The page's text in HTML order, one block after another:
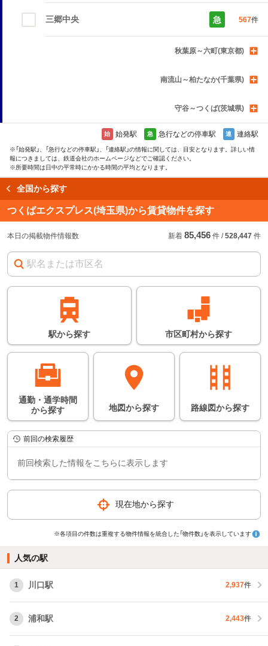
三郷中央 急 567件
秋葉原～六町(東京都)
南流山～柏たなか(千葉県)
守谷～つくば(茨城県)
始 始発駅 急 急行などの停車駅 連 連絡駅
※ 「始発駅」、「急行などの停車駅」、「連絡駅」の情報に関しては、目安となります。詳しい情
報につきましては、鉄道会社のホームページなどでご確認ください。
※所要時間は日中の平常時にかかる時間の平均となります。
読み込み中…
始 始発駅 急
は、鉄道会社のホーム
ページなどでご確認く
常時にかかる時間の平
均となります。
全国から探す
つくばエクスプレス(埼玉県)から賃貸物件を探す
本日の掲載物件情報数 新着 85,456 件 /528,447 件
駅から探す 市区町村から探す
通勤・通学時間
から探す 地図から探す 路線図から探す
前回の検索履歴
前回検索した情報をこちらに表示します
現在地から探す
※各項目の件数は重複する物件情報を統合した「物件数」を表示しています
人気の駅
1 川口駅 2,937件
2 浦和駅 2,443件